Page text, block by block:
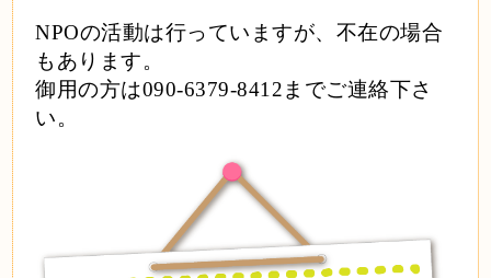
NPOの活動は行っていますが、不在の場合
もあります。
御用の方は090-6379-8412までご連絡下さ
い。